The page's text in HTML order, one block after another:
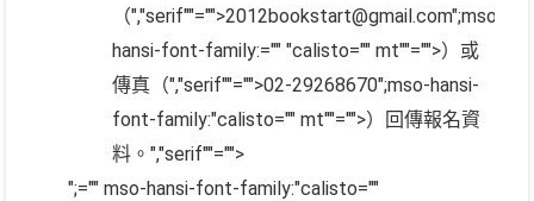
（","serif""="">2012bookstart@gmail.com";mso-
hansi-font-family:="" "calisto="" mt""="">）或
傳真（","serif""="">02-29268670";mso-hansi-
font-family:"calisto="" mt""="">）回傳報名資
料。","serif""="">
";="" mso-hansi-font-family:"calisto=""